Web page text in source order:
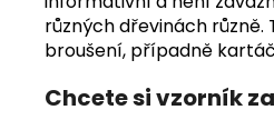
různých dřevinách
broušení, případně
Chcete si vzorník